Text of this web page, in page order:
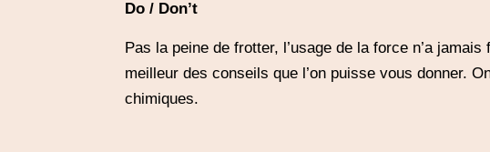
Do / Don’t
Pas la peine de frotter, l’usage de la force n’a
meilleur des conseils que l’on puisse vous donner.
chimiques.